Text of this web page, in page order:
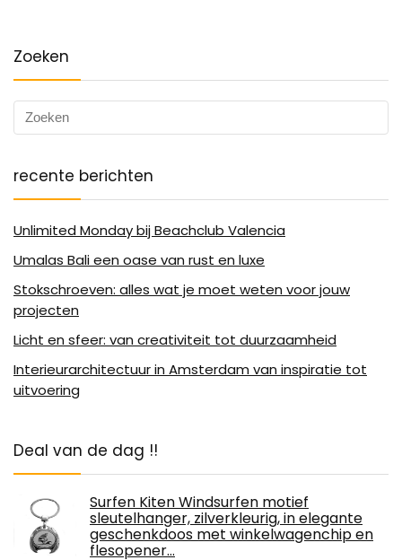
Zoeken
recente berichten
Unlimited Monday bij Beachclub Valencia
Umalas Bali een oase van rust en luxe
Stokschroeven: alles wat je moet weten voor jouw
projecten
Licht en sfeer: van creativiteit tot duurzaamheid
Interieurarchitectuur in Amsterdam van inspiratie tot
uitvoering
Deal van de dag !!
Surfen Kiten Windsurfen motief
sleutelhanger, zilverkleurig, in elegante
geschenkdoos met winkelwagenchip en
flesopener…